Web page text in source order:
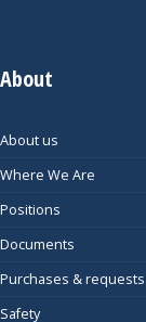
About
About us
Where We Are
Positions
Documents
Purchases & requests
Safety